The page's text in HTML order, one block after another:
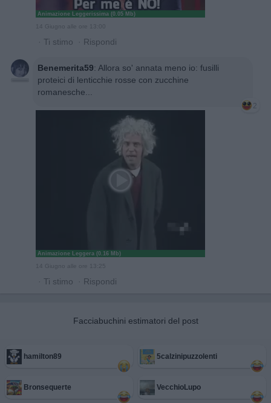
Animazione Leggerissima (0.05 Mb)
14 Giugno alle ore 13:00
· Ti stimo · Rispondi
Benemerita59: Allora so' annata meno io: fusilli
proteici di lenticchie rosse con zucchine
romanesche...
2
Animazione Leggera (0.16 Mb)
14 Giugno alle ore 13:25
· Ti stimo · Rispondi
Facciabuchini estimatori del post
hamilton89 5calzinipuzzolenti
Bronsequerte VecchioLupo